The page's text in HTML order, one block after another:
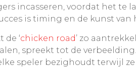
incasseren, voordat het te
is timing en de kunst van
de ‘chicken road’ zo
spreekt tot de
speler bezighoudt terwijl ze